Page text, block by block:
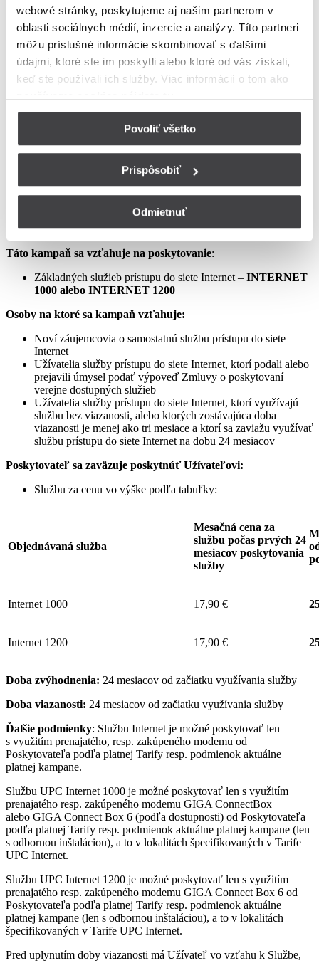
webové stránky, poskytujeme aj našim partnerom v
oblasti sociálnych médií, inzercie a analýzy. Títo partneri
môžu príslušné informácie skombinovať s ďalšími
údajmi, ktoré ste im poskytli alebo ktoré od vás získali,
keď ste používali ich služby. Viac informácií o tom ako
Povoliť všetko
Prispôsobiť
Odmietnuť
podmienkach neupravené sa riadia Zmluvou o poskytovaní verejne
dostupných služieb, vrátane všetkých jej súčastí, t.j. najmä
Všeobecných obchodných
podmienok na poskytovanie verejne dostupných služieb,
Osobitných podmienok, Tarify UPC Internet a Tarify jednorazových
služieb a iných platieb.
Ceny v týchto podmienkach kampane predstavujú mesačné
poplatky za využívanie služieb podľa týchto podmienok kampane a
sú uvedené vrátane DPH podľa aktuálne platných právnych
predpisov.
Aprílový Crazy Week – Internet samostatne – LIS
Táto kampaň sa vzťahuje na poskytovanie:
Základných služieb prístupu do siete Internet – INTERNET
1000 alebo INTERNET 1200
Osoby na ktoré sa kampaň vzťahuje:
Noví záujemcovia o samostatnú službu prístupu do siete
Internet
Užívatelia služby prístupu do siete Internet, ktorí podali alebo
prejavili úmysel podať výpoveď Zmluvy o poskytovaní
verejne dostupných služieb
Užívatelia služby prístupu do siete Internet, ktorí využívajú
službu bez viazanosti, alebo ktorých zostávajúca doba
viazanosti je menej ako tri mesiace a ktorí sa zaviažu využívať
službu prístupu do siete Internet na dobu 24 mesiacov
Poskytovateľ sa zaväzuje poskytnúť Užívateľovi:
Službu za cenu vo výške podľa tabuľky:
Objednávaná služba
Mesačná cena za
službu počas prvých 24
mesiacov poskytovania
služby
Internet 1000 17,90 €
Internet 1200 17,90 €
Doba zvýhodnenia: 24 mesiacov od začiatku využívania služby
Doba viazanosti: 24 mesiacov od začiatku využívania služby
Ďalšie podmienky: Službu Internet je možné poskytovať len
s využitím prenajatého, resp. zakúpeného modemu od
Poskytovateľa podľa platnej Tarify resp. podmienok aktuálne
platnej kampane.
Službu UPC Internet 1000 je možné poskytovať len s využitím
prenajatého resp. zakúpeného modemu GIGA ConnectBox
alebo GIGA Connect Box 6 (podľa dostupnosti) od Poskytovateľa
podľa platnej Tarify resp. podmienok aktuálne platnej kampane (len
s odbornou inštaláciou), a to v lokalitách špecifikovaných v Tarife
UPC Internet.
Službu UPC Internet 1200 je možné poskytovať len s využitím
prenajatého resp. zakúpeného modemu GIGA Connect Box 6 od
Poskytovateľa podľa platnej Tarify resp. podmienok aktuálne
platnej kampane (len s odbornou inštaláciou), a to v lokalitách
špecifikovaných v Tarife UPC Internet.
Pred uplynutím doby viazanosti má Užívateľ vo vzťahu k Službe,